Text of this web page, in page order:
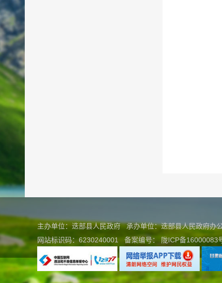
主办单位：迭部县人民政府 承办单位：迭部县人民政府
网站标识码：6230240001
备案编号： 陇ICP备16000083